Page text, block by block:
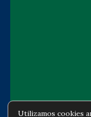
Utilizamos cookies